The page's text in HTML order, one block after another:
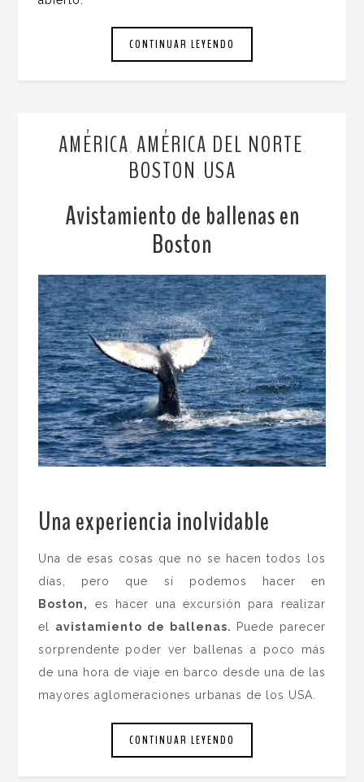
CONTINUAR LEYENDO
AMÉRICA, AMÉRICA DEL NORTE,
BOSTON , USA
Avistamiento de ballenas en
Boston
Una experiencia inolvidable
Una de esas cosas que no se hacen todos los
días, pero que sí podemos hacer en
Boston,
es hacer una excursión para realizar
el avistamiento de ballenas.
Puede parecer
sorprendente poder ver ballenas a poco más
de una hora de viaje en barco desde una de las
mayores aglomeraciones urbanas de los USA.
CONTINUAR LEYENDO